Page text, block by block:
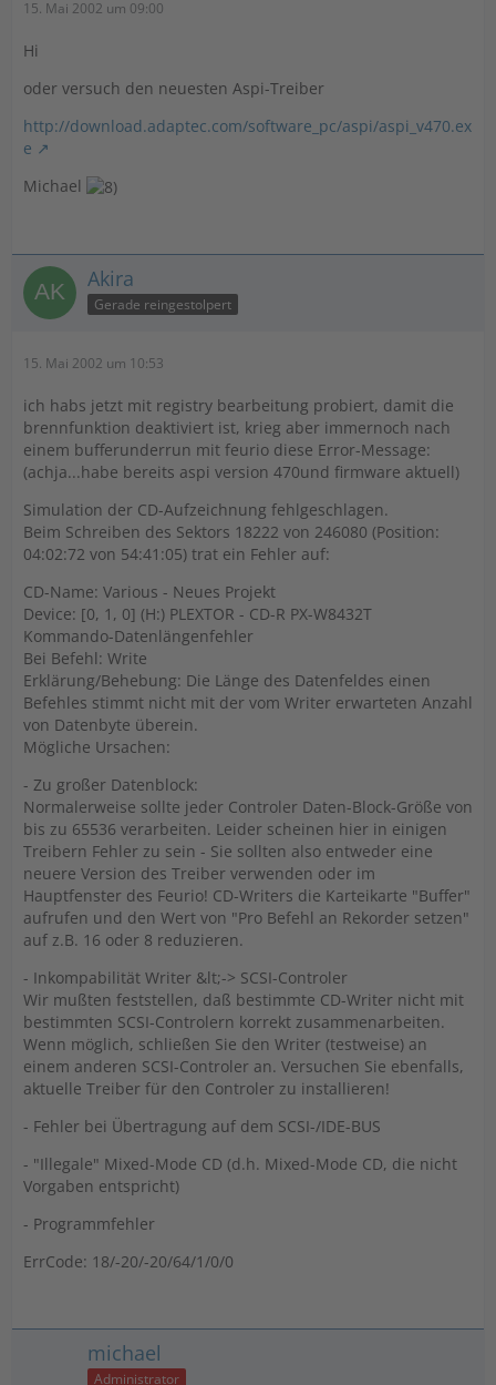
15. Mai 2002 um 09:00
Hi
oder versuch den neuesten Aspi-Treiber
http://download.adaptec.com/software_pc/aspi/aspi_v470.ex
e
Michael
Akira
Gerade reingestolpert
15. Mai 2002 um 10:53
ich habs jetzt mit registry bearbeitung probiert, damit die
brennfunktion deaktiviert ist, krieg aber immernoch nach
einem bufferunderrun mit feurio diese Error-Message:
(achja...habe bereits aspi version 470und firmware aktuell)
Simulation der CD-Aufzeichnung fehlgeschlagen.
Beim Schreiben des Sektors 18222 von 246080 (Position:
04:02:72 von 54:41:05) trat ein Fehler auf:
CD-Name: Various - Neues Projekt
Device: [0, 1, 0] (H:) PLEXTOR - CD-R PX-W8432T
Kommando-Datenlängenfehler
Bei Befehl: Write
Erklärung/Behebung: Die Länge des Datenfeldes einen
Befehles stimmt nicht mit der vom Writer erwarteten Anzahl
von Datenbyte überein.
Mögliche Ursachen:
- Zu großer Datenblock:
Normalerweise sollte jeder Controler Daten-Block-Größe von
bis zu 65536 verarbeiten. Leider scheinen hier in einigen
Treibern Fehler zu sein - Sie sollten also entweder eine
neuere Version des Treiber verwenden oder im
Hauptfenster des Feurio! CD-Writers die Karteikarte "Buffer"
aufrufen und den Wert von "Pro Befehl an Rekorder setzen"
auf z.B. 16 oder 8 reduzieren.
- Inkompabilität Writer &lt;-> SCSI-Controler
Wir mußten feststellen, daß bestimmte CD-Writer nicht mit
bestimmten SCSI-Controlern korrekt zusammenarbeiten.
Wenn möglich, schließen Sie den Writer (testweise) an
einem anderen SCSI-Controler an. Versuchen Sie ebenfalls,
aktuelle Treiber für den Controler zu installieren!
- Fehler bei Übertragung auf dem SCSI-/IDE-BUS
- "Illegale" Mixed-Mode CD (d.h. Mixed-Mode CD, die nicht
Vorgaben entspricht)
- Programmfehler
ErrCode: 18/-20/-20/64/1/0/0
michael
Administrator